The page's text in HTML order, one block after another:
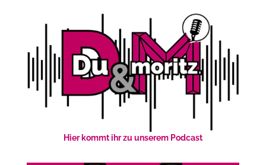
Hier kommt ihr zu unserem Podcast